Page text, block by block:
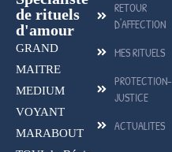
de rituels
d'amour
GRAND
MAITRE
MEDIUM
VOYANT
MARABOUT
RETOUR
D'AFFECTION
MES RITUELS
PROTECTION-
JUSTICE
ACTUALITES